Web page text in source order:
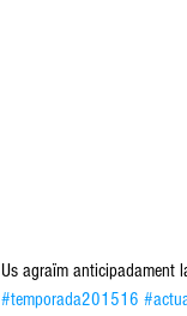
Us agraïm anticipadament
#temporada201516